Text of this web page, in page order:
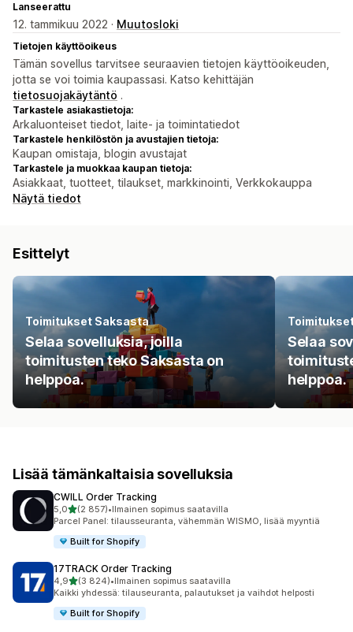
Lanseerattu
12. tammikuu 2022 · Muutosloki
Tietojen käyttöoikeus
Tämän sovellus tarvitsee seuraavien tietojen käyttöoikeuden,
jotta se voi toimia kaupassasi. Katso kehittäjän
tietosuojakäytäntö .
Tarkastele asiakastietoja:
Arkaluonteiset tiedot, laite- ja toimintatiedot
Tarkastele henkilöstön ja avustajien tietoja:
Kaupan omistaja, blogin avustajat
Tarkastele ja muokkaa kaupan tietoja:
Asiakkaat, tuotteet, tilaukset, markkinointi, Verkkokauppa
Näytä tiedot
Esittelyt
Toimitukset Saksasta
Selaa sovelluksia, joilla
toimitusten teko Saksasta on
helppoa.
Selaa
helppoa.
Lisää tämänkaltaisia sovelluksia
CWILL Order Tracking
5,0/ 5 tähteä
(2 857)
2857 arvostelua yhteensä
•Ilmainen sopimus saatavilla
Parcel Panel: tilausseuranta, vähemmän WISMO, lisää myyntiä
Built for Shopify
17TRACK Order Tracking
4,9/ 5 tähteä
(3 824)
3824 arvostelua yhteensä
•Ilmainen sopimus saatavilla
Kaikki yhdessä: tilauseuranta, palautukset ja vaihdot helposti
Built for Shopify